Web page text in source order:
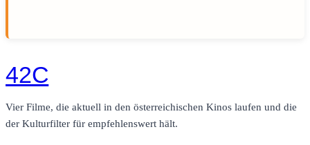
42C
Vier Filme, die aktuell in den österreichischen Kinos laufen und die
der Kulturfilter für empfehlenswert hält.